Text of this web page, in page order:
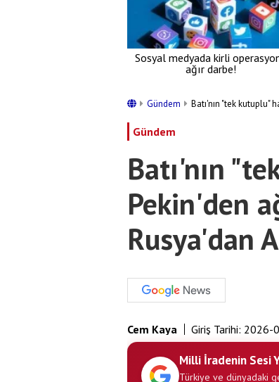
Sosyal medyada kirli
ağır darbe!
Gündem Batı'nın "tek kutuplu"
Gündem
Batı'nın
Pekin'den
Rusya'dan
Cem Kaya Giriş Tarihi: 2026-
Milli İradenin Sesi
Türkiye ve dünyadaki